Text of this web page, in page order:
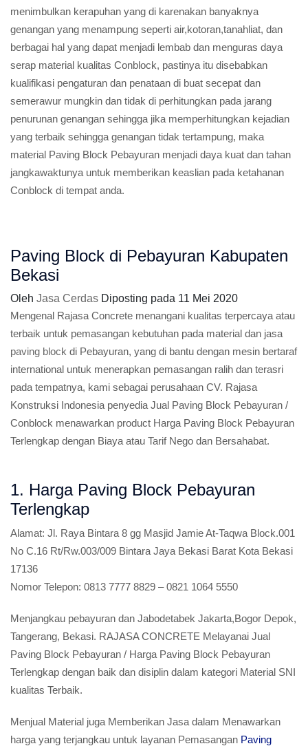
menimbulkan kerapuhan yang di karenakan banyaknya
genangan yang menampung seperti air,kotoran,tanahliat, dan
berbagai hal yang dapat menjadi lembab dan menguras daya
serap material kualitas Conblock, pastinya itu disebabkan
kualifikasi pengaturan dan penataan di buat secepat dan
semerawur mungkin dan tidak di perhitungkan pada jarang
penurunan genangan sehingga jika memperhitungkan kejadian
yang terbaik sehingga genangan tidak tertampung, maka
material Paving Block Pebayuran menjadi daya kuat dan tahan
jangkawaktunya untuk memberikan keaslian pada ketahanan
Conblock di tempat anda.
Paving Block di Pebayuran Kabupaten
Bekasi
Oleh Jasa Cerdas Diposting pada 11 Mei 2020
Mengenal Rajasa Concrete menangani kualitas terpercaya atau
terbaik untuk pemasangan kebutuhan pada material dan jasa
paving block di Pebayuran, yang di bantu dengan mesin bertaraf
international untuk menerapkan pemasangan ralih dan terasri
pada tempatnya, kami sebagai perusahaan CV. Rajasa
Konstruksi Indonesia penyedia Jual Paving Block Pebayuran /
Conblock menawarkan product Harga Paving Block Pebayuran
Terlengkap dengan Biaya atau Tarif Nego dan Bersahabat.
1. Harga Paving Block Pebayuran
Terlengkap
Alamat: Jl. Raya Bintara 8 gg Masjid Jamie At-Taqwa Block.001
No C.16 Rt/Rw.003/009 Bintara Jaya Bekasi Barat Kota Bekasi
17136
Nomor Telepon: 0813 7777 8829 – 0821 1064 5550
Menjangkau pebayuran dan Jabodetabek Jakarta,Bogor Depok,
Tangerang, Bekasi. RAJASA CONCRETE Melayanai Jual
Paving Block Pebayuran / Harga Paving Block Pebayuran
Terlengkap dengan baik dan disiplin dalam kategori Material SNI
kualitas Terbaik.
Menjual Material juga Memberikan Jasa dalam Menawarkan
harga yang terjangkau untuk layanan Pemasangan Paving